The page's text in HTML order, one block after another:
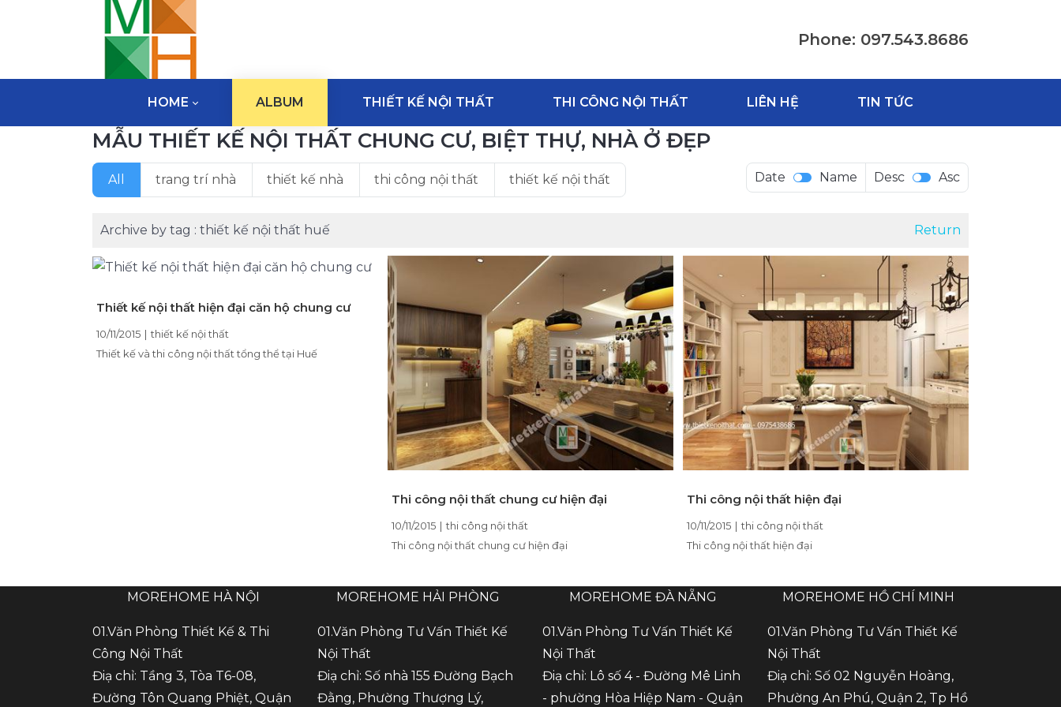
Phone: 097.543.8686
HOME ALBUM THIẾT KẾ NỘI THẤT THI CÔNG NỘI THẤT LIÊN HỆ TIN TỨC
MẪU THIẾT KẾ NỘI THẤT CHUNG CƯ, BIỆT THỰ, NHÀ Ở ĐẸP
All trang trí nhà thiết kế nhà thi công nội thất thiết kế nội thất Date Name Desc Asc
Archive by tag : thiết kế nội thất huế Return
Thiết kế nội thất hiện đại căn hộ chung cư
10/11/2015 | thiết kế nội thất
Thiết kế và thi công nội thất tổng thể tại Huế
Thi công nội thất chung cư hiện đại
10/11/2015 | thi công nội thất
Thi công nội thất chung cư hiện đại
Thi công nội thất hiện đại
10/11/2015 | thi công nội thất
Thi công nội thất hiện đại
MOREHOME HÀ NỘI
01.Văn Phòng Thiết Kế & Thi
Công Nội Thất
Điạ chỉ: Tầng 3, Tòa T6-08,
Đường Tôn Quang Phiệt, Quận
MOREHOME HẢI PHÒNG
01.Văn Phòng Tư Vấn Thiết Kế
Nội Thất
Điạ chỉ: Số nhà 155 Đường Bạch
Đằng, Phường Thượng Lý,
MOREHOME ĐÀ NẴNG
01.Văn Phòng Tư Vấn Thiết Kế
Nội Thất
Điạ chỉ: Lô số 4 - Đường Mê Linh
- phường Hòa Hiệp Nam - Quận
MOREHOME HỒ CHÍ MINH
01.Văn Phòng Tư Vấn Thiết Kế
Nội Thất
Điạ chỉ: Số 02 Nguyễn Hoàng,
Phường An Phú, Quận 2, Tp Hồ